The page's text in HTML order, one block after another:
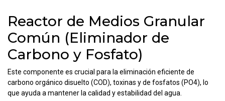
Reactor de Medios Granular
Común (Eliminador de
Carbono y Fosfato)
Este componente es crucial para la eliminación eficiente de
carbono orgánico disuelto (COD), toxinas y de fosfatos (PO4), lo
que ayuda a mantener la calidad y estabilidad del agua.